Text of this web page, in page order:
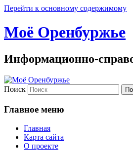
Перейти к основному содержимому
Моё Оренбуржье
Информационно-
Поиск
Главное меню
Главная
Карта сайта
О проекте